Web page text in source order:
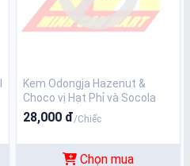
Kem Odongja Hazenut &
Choco vị Hạt Phỉ và Socola
75ml
28,000 đ/Chiếc
Chọn mua